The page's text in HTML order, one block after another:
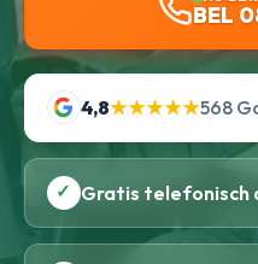
BEL
4,8★★★★★568
✓ Gratis telefonisch